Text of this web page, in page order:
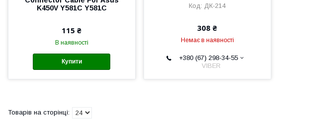
K450V Y581C Y581C
115 ₴
В наявності
Купити
ДК-214
308 ₴
Немає в наявності
+380 (67) 298-34-55
VIBER